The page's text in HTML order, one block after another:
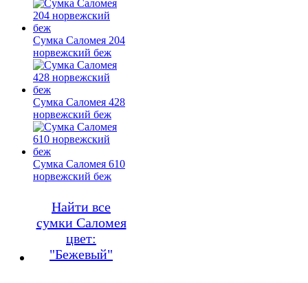
Сумка Саломея 204
норвежский беж
Сумка Саломея 428
норвежский беж
Сумка Саломея 610
норвежский беж
Найти все
сумки Саломея
цвет:
"Бежевый"